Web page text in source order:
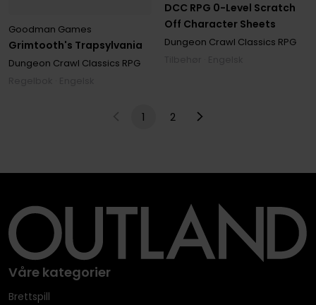
Grimtooth's Trapsylvania
Goodman Games
Dungeon Crawl Classics RPG
DCC RPG 0-Level Scratch
Off Character Sheets
Dungeon Crawl Classics RPG
1 2
Våre kategorier
Brettspill